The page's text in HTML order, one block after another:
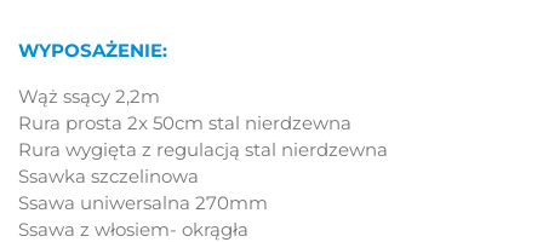
WYPOSAŻENIE:
Wąż ssący 2,2m
Rura prosta 2x 50cm stal nierdzewna
Rura wygięta z regulacją stal nierdzewna
Ssawka szczelinowa
Ssawa uniwersalna 270mm
Ssawa z włosiem- okrągła